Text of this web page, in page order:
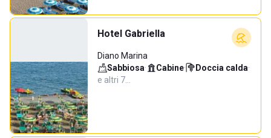
Hotel Gabriella
Diano Marina
Sabbiosa· Cabine· Doccia calda·
e altri 7…